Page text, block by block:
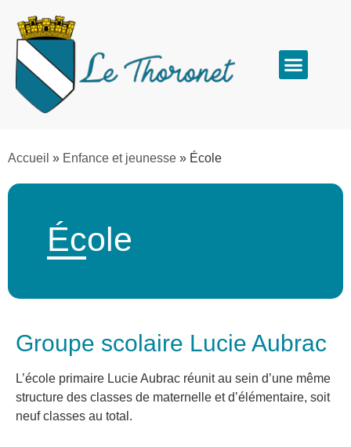
Accueil » Enfance et jeunesse » École
École
Groupe scolaire Lucie Aubrac
L’école primaire Lucie Aubrac réunit au sein d’une même
structure des classes de maternelle et d’élémentaire, soit
neuf classes au total.